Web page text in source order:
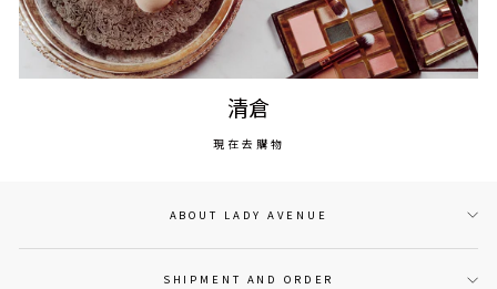
清倉
現在去購物
ABOUT LADY AVENUE
SHIPMENT AND ORDER